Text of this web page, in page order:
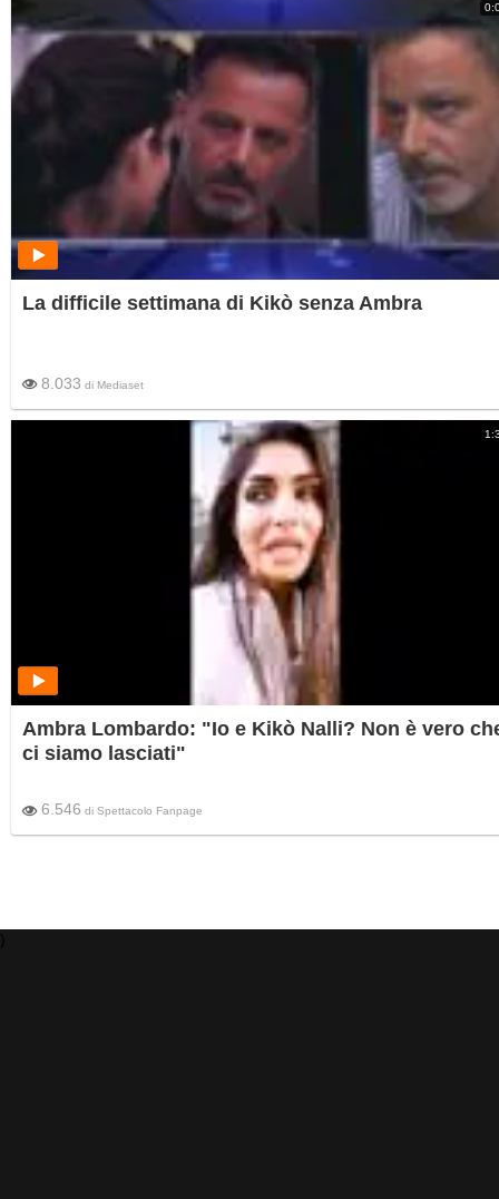
La difficile settimana di Kikò senza Ambra
8.033 di Mediaset
Ambra Lombardo: "Io e Kikò Nalli? Non è vero
ci siamo lasciati"
6.546 di Spettacolo Fanpage